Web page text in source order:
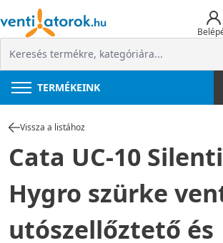
TERMÉKEINK
Vissza a listához
Cata UC-10
Hygro szürke
utószellőztető és